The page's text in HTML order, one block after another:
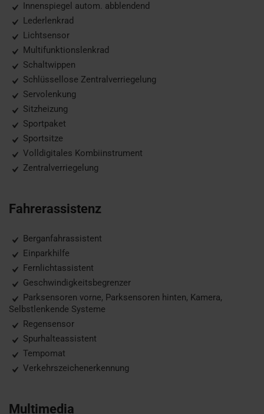
Innenspiegel autom. abblendend
Lederlenkrad
Lichtsensor
Multifunktionslenkrad
Schaltwippen
Schlüssellose Zentralverriegelung
Servolenkung
Sitzheizung
Sportpaket
Sportsitze
Volldigitales Kombiinstrument
Zentralverriegelung
Fahrerassistenz
Berganfahrassistent
Einparkhilfe
Fernlichtassistent
Geschwindigkeitsbegrenzer
Parksensoren vorne, Parksensoren hinten, Kamera,
Selbstlenkende Systeme
Regensensor
Spurhalteassistent
Tempomat
Verkehrszeichenerkennung
Multimedia